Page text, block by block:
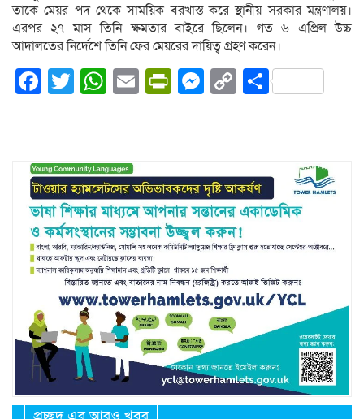
তাকে মেয়র পদ থেকে সাময়িক বরখাস্ত করে স্থানীয় সরকার মন্ত্রণালয়।
এরপর ২৭ মাস তিনি ক্ষমতার বাইরে ছিলেন। গত ৬ এপ্রিল উচ্চ
আদালতের নির্দেশে তিনি ফের মেয়রের দায়িত্ব গ্রহণ করেন।
Facebook
Twitter
WhatsApp
EmailPrintFriendly
Messenger
CopyShare